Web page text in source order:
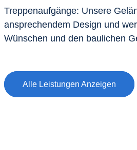
Treppenaufgänge: Unsere
ansprechendem Design und
Wünschen und den baulichen
Alle Leistungen Anzeigen